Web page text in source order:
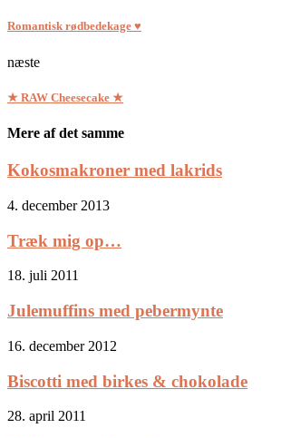
Romantisk rødbedekage ♥
næste
★ RAW Cheesecake ★
Mere af det samme
Kokosmakroner med lakrids
4. december 2013
Træk mig op…
18. juli 2011
Julemuffins med pebermynte
16. december 2012
Biscotti med birkes & chokolade
28. april 2011